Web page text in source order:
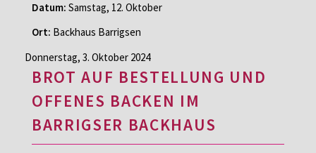
Datum: Samstag, 12. Oktober
Ort: Backhaus Barrigsen
Donnerstag, 3. Oktober 2024
BROT AUF BESTELLUNG UND
OFFENES BACKEN IM
BARRIGSER BACKHAUS